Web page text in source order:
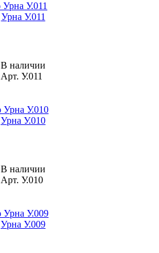
Урна У.011
В наличии
Арт. У.011
Урна У.010
В наличии
Арт. У.010
Урна У.009